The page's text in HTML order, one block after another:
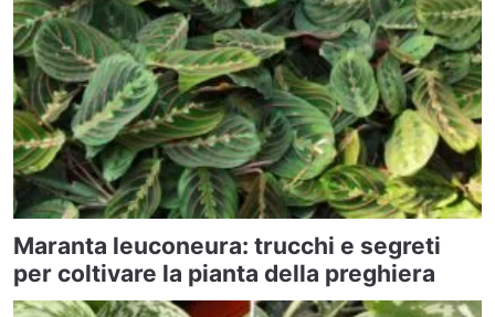
Maranta leuconeura: trucchi e segreti
per coltivare la pianta della preghiera